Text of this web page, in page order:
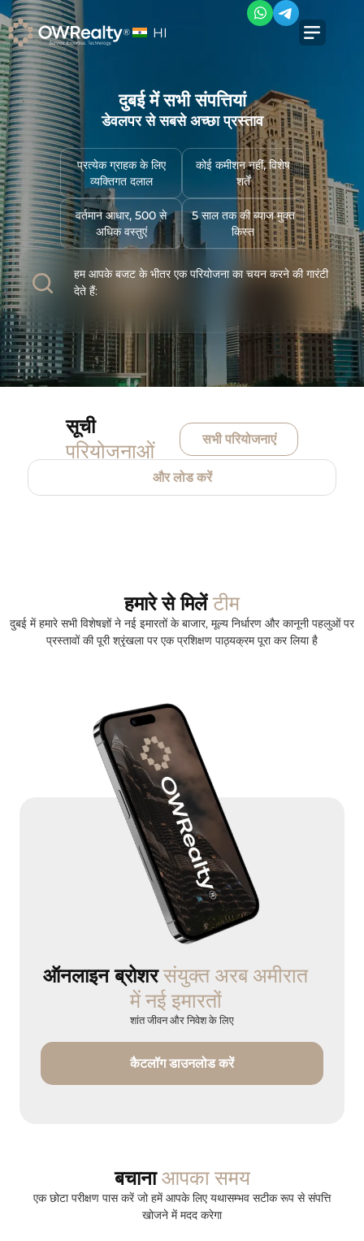
HI
दुबई में सभी संपत्तियां
डेवलपर से सबसे अच्छा प्रस्ताव
प्रत्येक ग्राहक के लिए
व्यक्तिगत दलाल
कोई कमीशन नहीं, विशेष
शर्तें
वर्तमान आधार, 500 से
अधिक वस्तुएं
5 साल तक की ब्याज मुक्त
किस्त
हम आपके बजट के भीतर एक परियोजना का चयन करने की गारंटी
देते हैं:
सूची
परियोजनाओं सभी परियोजनाएं
और लोड करें
हमारे से मिलेंटीम
दुबई में हमारे सभी विशेषज्ञों ने नई इमारतों के बाजार, मूल्य निर्धारण और कानूनी पहलुओं पर
प्रस्तावों की पूरी श्रृंखला पर एक प्रशिक्षण पाठ्यक्रम पूरा कर लिया है
ऑनलाइन ब्रोशरसंयुक्त अरब अमीरात
में नई इमारतों
शांत जीवन और निवेश के लिए
कैटलॉग डाउनलोड करें
बचानाआपका समय
एक छोटा परीक्षण पास करें जो हमें आपके लिए यथासम्भव सटीक रूप से संपत्ति
खोजने में मदद करेगा